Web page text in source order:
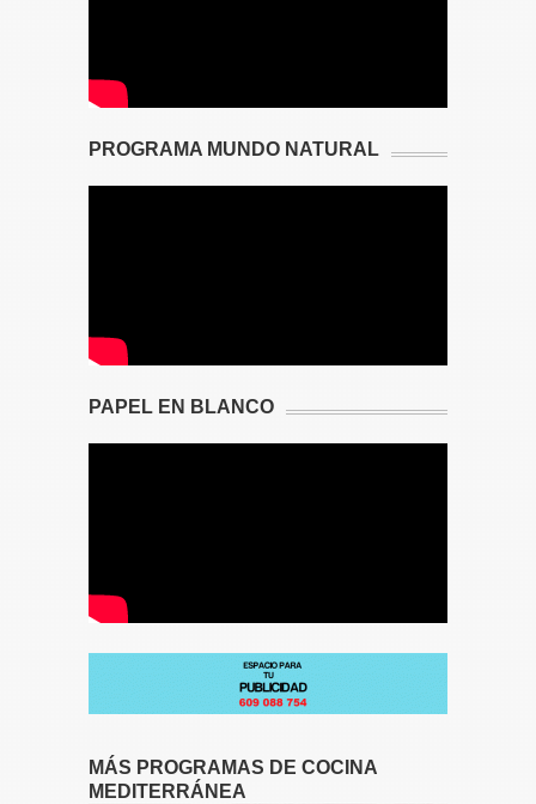
PROGRAMA MUNDO NATURAL
PAPEL EN BLANCO
MÁS PROGRAMAS DE COCINA
MEDITERRÁNEA